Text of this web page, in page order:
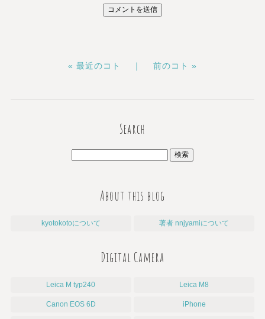
« 最近のコト ｜ 前のコト »
Search
About this blog
kyotokotoについて 著者 nnjyamiについて
Digital Camera
Leica M typ240 Leica M8
Canon EOS 6D iPhone